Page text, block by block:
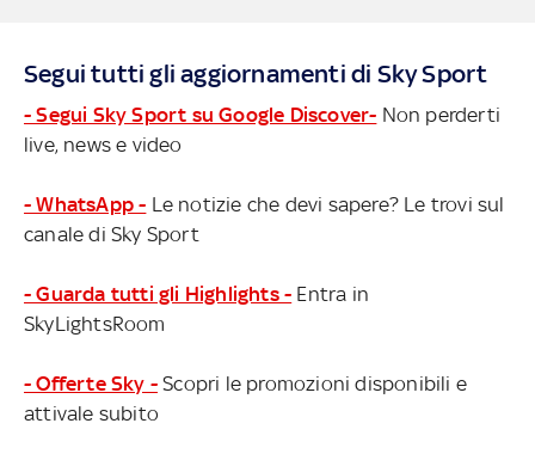
Segui tutti gli aggiornamenti di Sky Sport
- Segui Sky Sport su Google Discover- Non perderti
live, news e video
- WhatsApp - Le notizie che devi sapere? Le trovi sul
canale di Sky Sport
- Guarda tutti gli Highlights - Entra in
SkyLightsRoom
- Offerte Sky - Scopri le promozioni disponibili e
attivale subito